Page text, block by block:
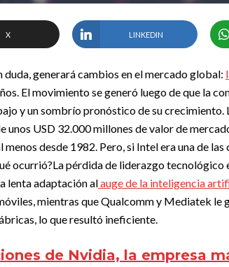
X LINKEDIN
duda, generará cambios en el mercado global:
El movimiento se generó luego de que la
y un sombrío pronóstico de su crecimiento.
unos USD 32.000 millones de valor de
desde 1982. Pero, si Intel era una de las
ocurrió?La pérdida de liderazgo tecnológico
lenta adaptación alauge de la inteligencia
mientras que Qualcomm y Mediatek le
lo que resultó ineficiente.
de Nvidia, la empresa